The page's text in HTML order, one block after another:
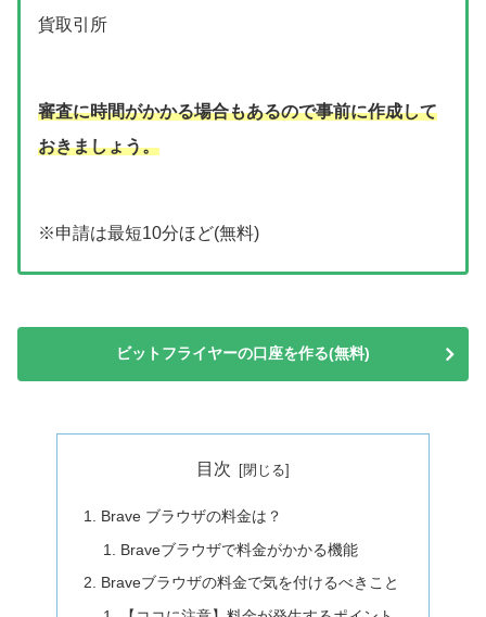
貨取引所
審査に時間がかかる場合もあるので事前に作成して
おきましょう。
※申請は最短10分ほど(無料)
ビットフライヤーの口座を作る(無料)
目次
Brave ブラウザの料金は？
Braveブラウザで料金がかかる機能
Braveブラウザの料金で気を付けるべきこと